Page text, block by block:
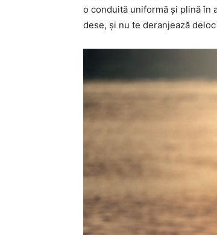
o conduită uniformă și plină în
dese, și nu te deranjează